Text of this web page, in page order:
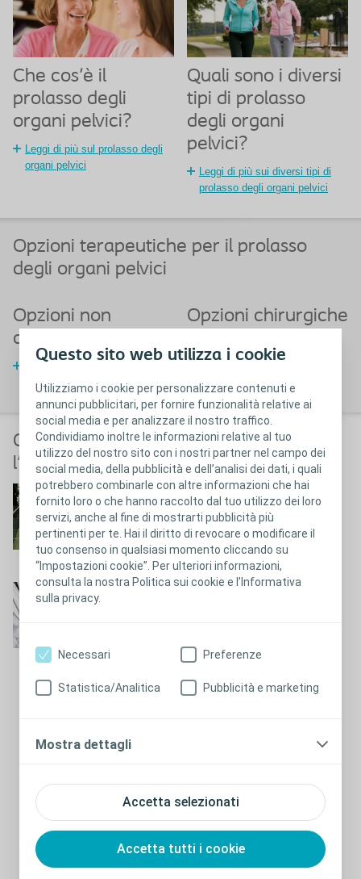
Questo sito web utilizza i cookie
Utilizziamo i cookie per personalizzare contenuti e
annunci pubblicitari, per fornire funzionalità relative ai
social media e per analizzare il nostro traffico.
Condividiamo inoltre le informazioni relative al tuo
utilizzo del nostro sito con i nostri partner nel campo dei
social media, della pubblicità e dell’analisi dei dati, i quali
potrebbero combinarle con altre informazioni che hai
fornito loro o che hanno raccolto dal tuo utilizzo dei loro
servizi, anche al fine di mostrarti pubblicità più
pertinenti per te. Hai il diritto di revocare o modificare il
tuo consenso in qualsiasi momento cliccando su
“Impostazioni cookie”. Per ulteriori informazioni,
consulta la nostra Politica sui cookie e l’Informativa
sulla privacy.
Accetta selezionati
Accetta tutti i cookie
Necessari Preferenze
Statistica/Analitica Pubblicità e marketing
Mostra dettagli
Che cos'è il
prolasso degli
organi pelvici?
Leggi di più sul prolasso degli
organi pelvici
Quali sono i diversi
tipi di prolasso
degli organi
pelvici?
Leggi di più sui diversi tipi di
prolasso degli organi pelvici
Opzioni terapeutiche per il prolasso
degli organi pelvici
Opzioni non
chirurgiche
chirurgiche
Opzioni chirurgiche
chirurgiche
Cosa accade prima, durante e dopo
l'intervento?
Cosa aspettarsi prima
dell'intervento
Prima dell'intervento
Chiudi
ospedale sotto anestesia generale. La rete viene inserita
attraverso un'incisione nella vagina e una volta che gli organi
al di sopra di essi per rafforzarne la riparazione.